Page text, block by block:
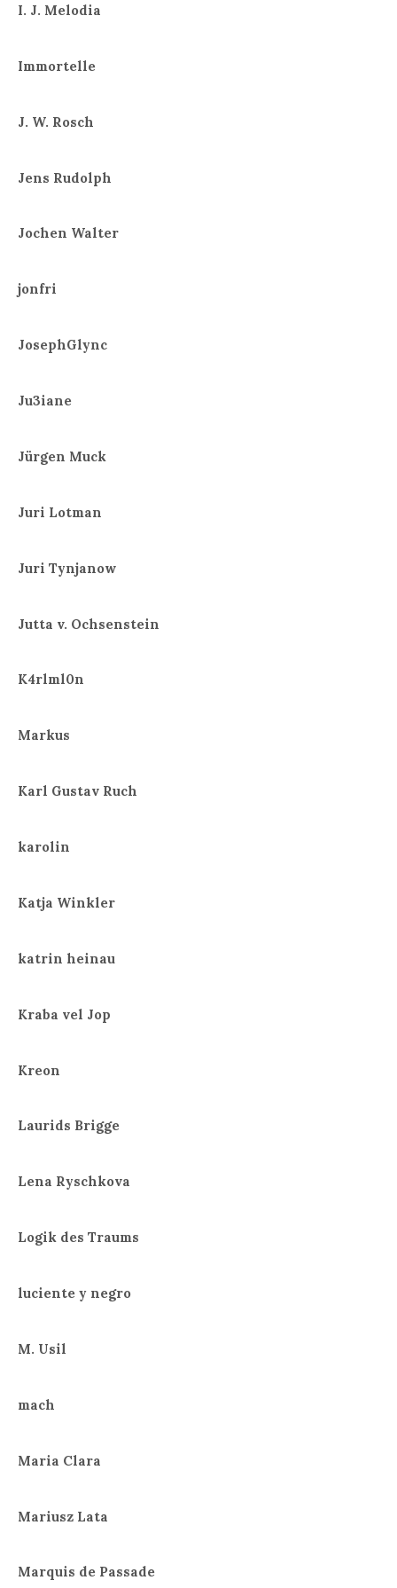
I. J. Melodia
Immortelle
J. W. Rosch
Jens Rudolph
Jochen Walter
jonfri
JosephGlync
Ju3iane
Jürgen Muck
Juri Lotman
Juri Tynjanow
Jutta v. Ochsenstein
K4rlml0n
Markus
Karl Gustav Ruch
karolin
Katja Winkler
katrin heinau
Kraba vel Jop
Kreon
Laurids Brigge
Lena Ryschkova
Logik des Traums
luciente y negro
M. Usil
mach
Maria Clara
Mariusz Lata
Marquis de Passade